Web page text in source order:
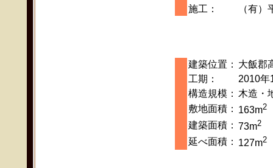
施工：
（有）
建築位置： 大飯郡
工期：
2010年
構造規模： 木造・
敷地面積： 163m2
建築面積： 73m2
延べ面積： 127m2